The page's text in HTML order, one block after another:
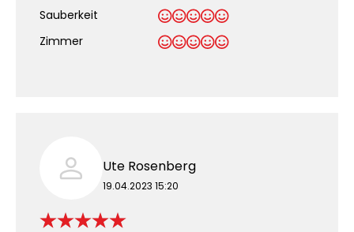
Sauberkeit
Zimmer
Ute Rosenberg
19.04.2023 15:20